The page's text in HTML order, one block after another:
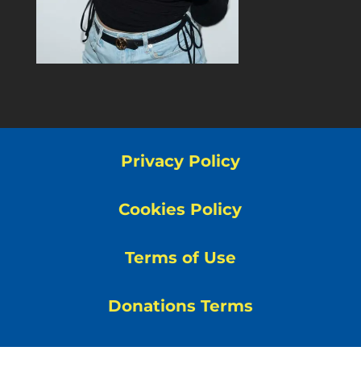
Privacy Policy
Cookies Policy
Terms of Use
Donations Terms